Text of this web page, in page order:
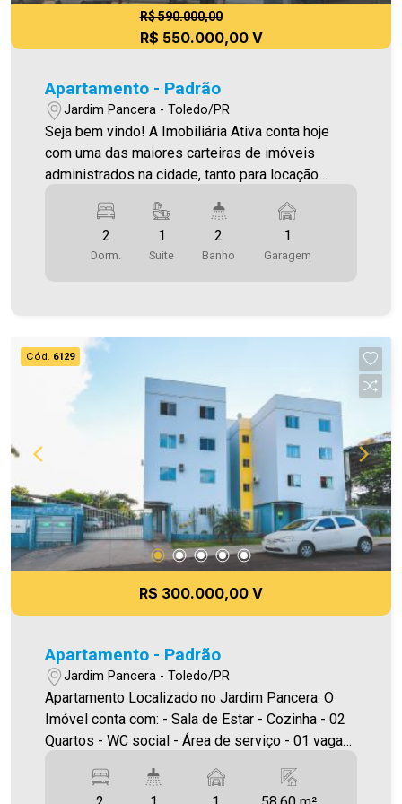
R$ 590.000,00
R$ 550.000,00 V
Apartamento - Padrão
Jardim Pancera - Toledo/PR
Seja bem vindo! A Imobiliária Ativa conta hoje
com uma das maiores carteiras de imóveis
administrados na cidade, tanto para locação
opções! Apartamento Localizado no Jardim
Pancera. O Imóvel conta com: - Sala de estar -
Sala de jantar - Cozinha - 02 quartos - 01 suíte -
hora de encontrar o seu novo lar É AGORA!
Imobiliária Ativa, sinta-se em casa!
2
Dorm.
1
Suite
2
Banho
1
Garagem
Cód. 6129
R$ 300.000,00 V
Apartamento - Padrão
Jardim Pancera - Toledo/PR
Apartamento Localizado no Jardim Pancera. O
Imóvel conta com: - Sala de Estar - Cozinha - 02
Quartos - WC social - Área de serviço - 01 vaga
uma das maiores carteiras de imóveis